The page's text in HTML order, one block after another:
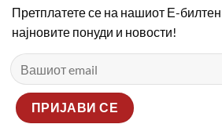
Претплатете се на нашиот Е-билтен
најновите понуди и новости!